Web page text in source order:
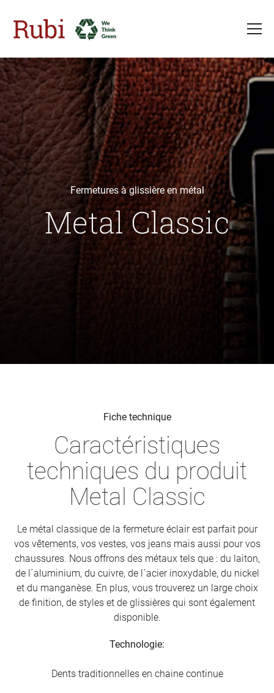
Fermetures à glissière en métal
Metal Classic
Fiche technique
Caractéristiques
techniques du produit
Metal Classic
Le métal classique de la fermeture éclair est parfait pour
vos vêtements, vos vestes, vos jeans mais aussi pour vos
chaussures. Nous offrons des métaux tels que : du laiton,
de l´aluminium, du cuivre, de l´acier inoxydable, du nickel
et du manganèse. En plus, vous trouverez un large choix
de finition, de styles et de glissières qui sont également
disponible.
Technologie:
Dents traditionnelles en chaine continue